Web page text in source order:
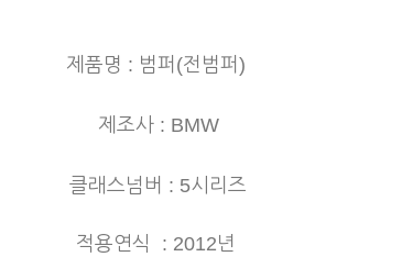
제품명 : 범퍼(전범퍼)
제조사 : BMW
클래스넘버 : 5시리즈
적용연식 : 2012년